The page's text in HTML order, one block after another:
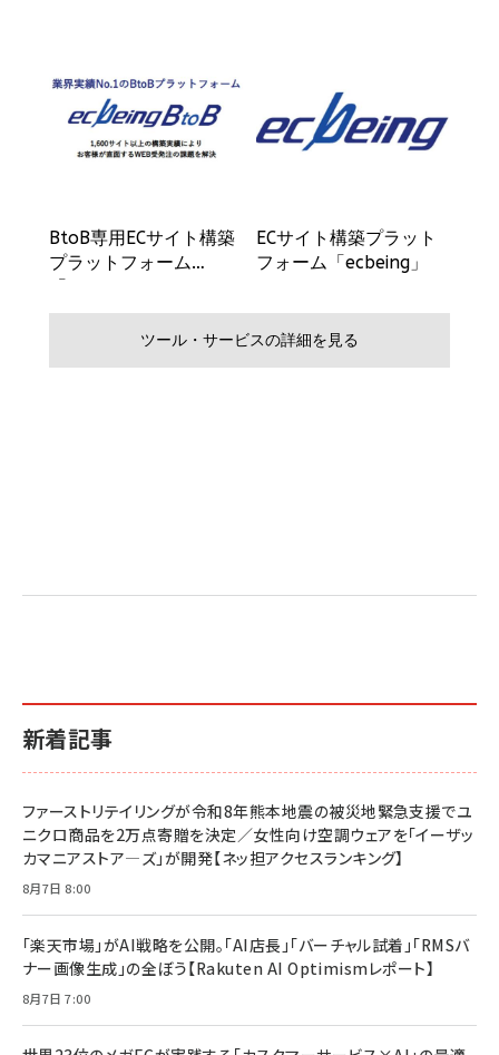
新着記事
ファーストリテイリングが令和8年熊本地震の被災地緊急支援でユ
ニクロ商品を2万点寄贈を決定／女性向け空調ウェアを「イーザッ
カマニアストア―ズ」が開発【ネッ担アクセスランキング】
8月7日 8:00
「楽天市場」がAI戦略を公開。「AI店長」「バーチャル試着」「RMSバ
ナー画像生成」の全ぼう【Rakuten AI Optimismレポート】
8月7日 7:00